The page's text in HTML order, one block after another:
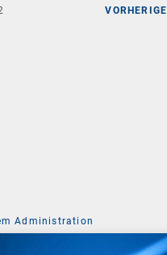
VORHERIGE
Administration